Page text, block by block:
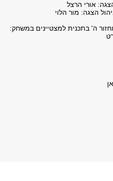
אורי הרצל
הצגה: מור הלוי
ה' בתכנית למצטיינים במשחק: